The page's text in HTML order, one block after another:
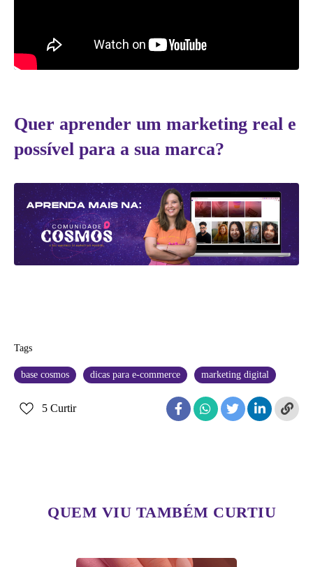
Quer aprender um marketing real e
possível para a sua marca?
Tags
base cosmos dicas para e-commerce marketing digital
5 Curtir
QUEM VIU TAMBÉM CURTIU